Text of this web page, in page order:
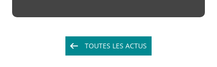
TOUTES LES ACTUS